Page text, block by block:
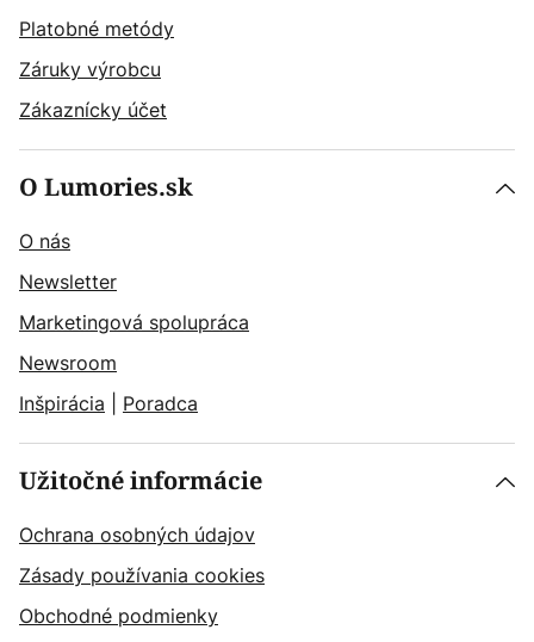
Platobné metódy
Záruky výrobcu
Zákaznícky účet
O Lumories.sk
O nás
Newsletter
Marketingová spolupráca
Newsroom
Inšpirácia
Poradca
Užitočné informácie
Ochrana osobných údajov
Zásady používania cookies
Obchodné podmienky